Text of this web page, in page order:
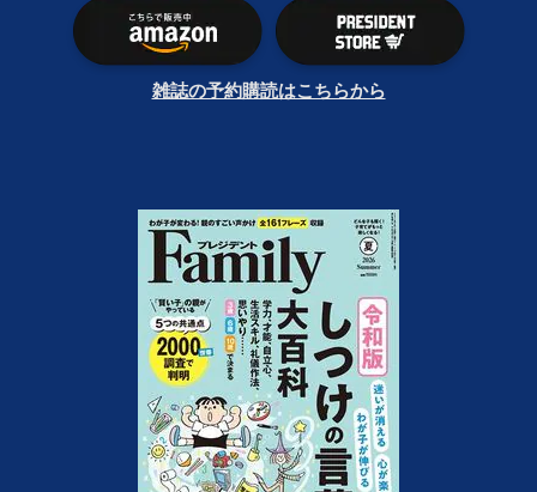
雑誌の予約購読はこちらから